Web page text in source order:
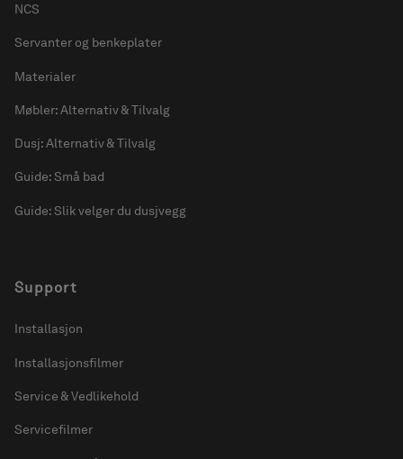
NCS
Servanter og benkeplater
Materialer
Møbler: Alternativ & Tilvalg
Dusj: Alternativ & Tilvalg
Guide: Små bad
Guide: Slik velger du dusjvegg
Support
Installasjon
Installasjonsfilmer
Service & Vedlikehold
Servicefilmer